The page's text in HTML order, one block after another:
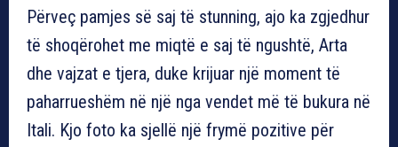
Përveç pamjes së saj të stunning, ajo ka zgjedhur
të shoqërohet me miqtë e saj të ngushtë, Arta
dhe vajzat e tjera, duke krijuar një moment të
paharrueshëm në një nga vendet më të bukura në
Itali. Kjo foto ka sjellë një frymë pozitive për